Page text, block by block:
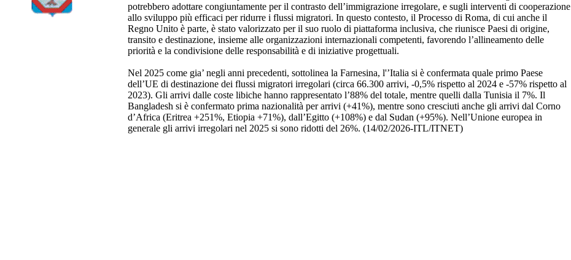
potrebbero adottare congiuntamente per il contrasto dell’immigrazione irregolare, e sugli interventi di cooperazione
allo sviluppo più efficaci per ridurre i flussi migratori. In questo contesto, il Processo di Roma, di cui anche il
Regno Unito è parte, è stato valorizzato per il suo ruolo di piattaforma inclusiva, che riunisce Paesi di origine,
transito e destinazione, insieme alle organizzazioni internazionali competenti, favorendo l’allineamento delle
priorità e la condivisione delle responsabilità e di iniziative progettuali.
Nel 2025 come gia’ negli anni precedenti, sottolinea la Farnesina, l'’Italia si è confermata quale primo Paese
dell’UE di destinazione dei flussi migratori irregolari (circa 66.300 arrivi, -0,5% rispetto al 2024 e -57% rispetto al
2023). Gli arrivi dalle coste libiche hanno rappresentato l’88% del totale, mentre quelli dalla Tunisia il 7%. Il
Bangladesh si è confermato prima nazionalità per arrivi (+41%), mentre sono cresciuti anche gli arrivi dal Corno
d’Africa (Eritrea +251%, Etiopia +71%), dall’Egitto (+108%) e dal Sudan (+95%). Nell’Unione europea in
generale gli arrivi irregolari nel 2025 si sono ridotti del 26%. (14/02/2026-ITL/ITNET)